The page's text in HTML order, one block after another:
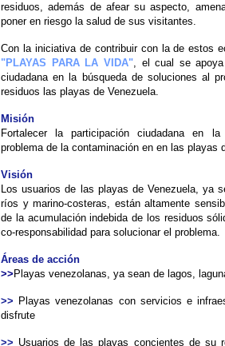
residuos, además de afear su aspecto,
poner en riesgo la salud de sus visitantes.
Con la iniciativa de contribuir con la de estos
"PLAYAS PARA LA VIDA", el cual se apoya
ciudadana en la búsqueda de soluciones al
residuos las playas de Venezuela.
Misión
Fortalecer la participación ciudadana en
problema de la contaminación en en las playas
Visión
Los usuarios de las playas de Venezuela, ya
ríos y marino-costeras, están altamente
de la acumulación indebida de los residuos
co-responsabilidad para solucionar el problema.
Áreas de acción
>> Playas venezolanas, ya sean de lagos,
>> Playas venezolanas con servicios e
disfrute
>> Usuarios de las playas concientes de su